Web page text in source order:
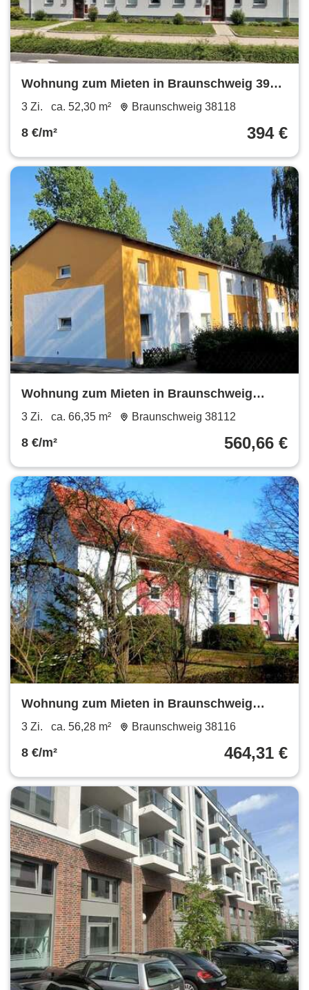
Wohnung zum Mieten in Braunschweig 394 €
52.3 m²
3 Zi. ca. 52,30 m² Braunschweig 38118
8 €/m² 394 €
Wohnung zum Mieten in Braunschweig
560,66 € 66.35 m²
3 Zi. ca. 66,35 m² Braunschweig 38112
8 €/m² 560,66 €
Wohnung zum Mieten in Braunschweig
464,31 € 56.28 m²
3 Zi. ca. 56,28 m² Braunschweig 38116
8 €/m² 464,31 €